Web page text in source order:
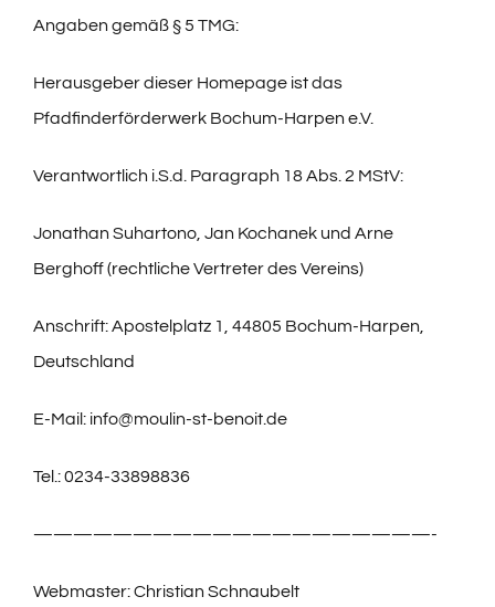
Buchung
Angaben gemäß § 5 TMG:
Herausgeber dieser Homepage ist das
Pfadfinderförderwerk Bochum-Harpen e.V.
Verantwortlich i.S.d. Paragraph 18 Abs. 2 MStV:
Jonathan Suhartono, Jan Kochanek und Arne
Berghoff (rechtliche Vertreter des Vereins)
Anschrift: Apostelplatz 1, 44805 Bochum-Harpen,
Deutschland
E-Mail: info@moulin-st-benoit.de
Tel.: 0234-33898836
————————————————————-
Webmaster: Christian Schnaubelt